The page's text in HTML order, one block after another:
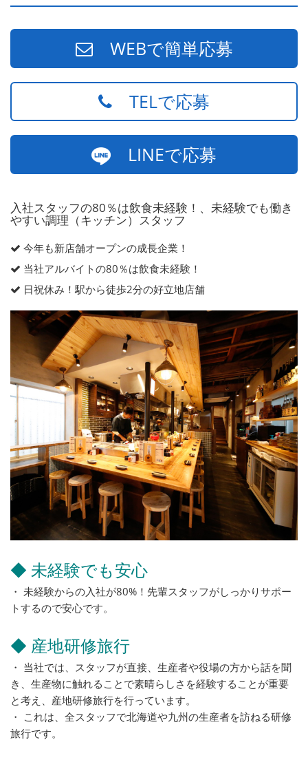
WEBで簡単応募
TELで応募
LINEで応募
入社スタッフの80％は飲食未経験！、未経験でも働き
やすい調理（キッチン）スタッフ
今年も新店舗オープンの成長企業！
当社アルバイトの80％は飲食未経験！
日祝休み！駅から徒歩2分の好立地店舗
◆ 未経験でも安心
・ 未経験からの入社が80%！先輩スタッフがしっかりサポー
トするので安心です。
◆ 産地研修旅行
・ 当社では、スタッフが直接、生産者や役場の方から話を聞
き、生産物に触れることで素晴らしさを経験することが重要
と考え、産地研修旅行を行っています。
・ これは、全スタッフで北海道や九州の生産者を訪ねる研修
旅行です。